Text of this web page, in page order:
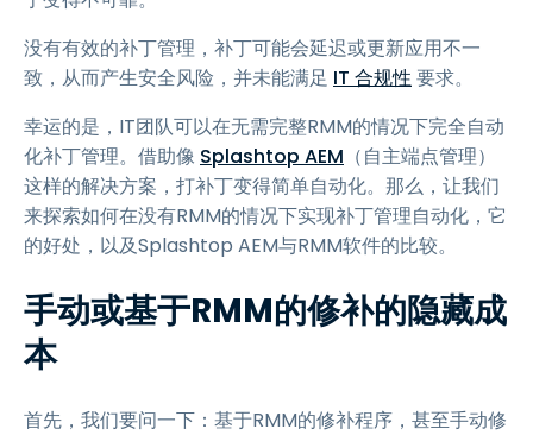
没有有效的补丁管理，补丁可能会延迟或更新应用不一
致，从而产生安全风险，并未能满足 IT 合规性要求。
幸运的是，IT团队可以在无需完整RMM的情况下完全自动
化补丁管理。借助像 Splashtop AEM （自主端点管理）
这样的解决方案，打补丁变得简单自动化。那么，让我们
来探索如何在没有RMM的情况下实现补丁管理自动化，它
的好处，以及Splashtop AEM与RMM软件的比较。
手动或基于RMM的修补的隐藏成
本
首先，我们要问一下：基于RMM的修补程序，甚至手动修